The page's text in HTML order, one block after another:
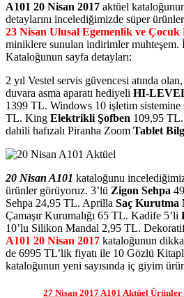
A101 20 Nisan 2017 aktüel
detaylarını incelediğimizde süper
23 Nisan Ulusal Egemenlik ve Çocuk
miniklere sunulan indirimler muhteşem.
Kataloğunun sayfa detayları:
2 yıl Vestel servis güvencesi atında
duvara asma aparatı hediyeli HI-LEVEL
1399 TL. Windows 10 işletim sistemine
TL. King Elektrikli Şofben 109,95
dahili hafızalı Piranha Zoom Tablet
20 Nisan A101 kataloğunu
ürünler görüyoruz. 3’lü Zigon Sehpa
Sehpa 24,95 TL. Aprilla Saç Kurutma
Çamaşır Kurumalığı 65 TL. Kadife 5’li
10’lu Silikon Mandal 2,95 TL.
A101 20 Nisan 2017 kataloğunun
de 6995 TL’lik fiyatı ile 10 Gözlü
kataloğunun yeni sayısında iç giyim
27 Nisan 2017 A101 Aktüel Ürünler